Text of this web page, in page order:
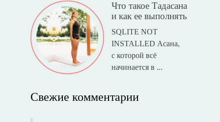
Что такое Тадасана
и как ее выполнять
SQLITE NOT
INSTALLED Асана,
с которой всё
начинается в ...
Свежие комментарии